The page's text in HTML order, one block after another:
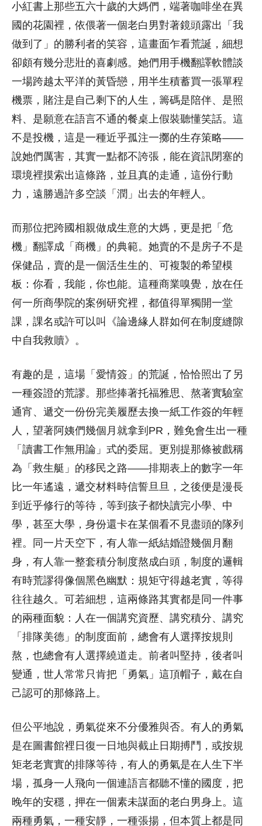
小紅書上那些五六十歲的大媽們，端著咖啡坐在異
國的花園裡，依偎著一個老白男對著鏡頭露出「我
做到了」的勝利者的笑容，這畫面乍看荒誕，細想
卻頗有幾分悲壯的喜劇感。她們用手機翻譯軟體談
一場跨越太平洋的黃昏戀，用半生積蓄買一張單程
機票，賭注是自己剩下的人生，籌碼是陪伴、是照
料、是願意在語言不通的餐桌上假裝聽懂笑話。這
不是投機，這是一種近乎孤注一擲的生存策略——
說她們厲害，其實一點都不誇張，能在資訊閉塞的
環境裡摸索出這條路，並且真的走通，這份行動
力，遠勝過許多空談「潤」出去的年輕人。
而那位把跨國相親做成生意的大媽，更是把「危
機」翻譯成「商機」的典範。她賣的不是房子不是
保健品，賣的是一個活生生的、可複製的希望模
板：你看，我能，你也能。這種商業嗅覺，放在任
何一所商學院的案例研究裡，都值得單獨開一堂
課，課名或許可以叫《論邊緣人群如何在制度縫隙
中自我救贖》。
有趣的是，這場「愛情簽」的荒誕，恰恰照出了另
一種簽證的荒謬。那些捧著托福雅思、熬著實驗室
通宵、遞交一份份完美履歷去換一紙工作簽的年輕
人，望著阿姨們幾個月就拿到PR，難免會生出一種
「讀書工作無用論」式的委屈。更別提那條被戲稱
為「救生艇」的移民之路——排期表上的數字一年
比一年遙遠，遞交材料時信誓旦旦，之後便是漫長
到近乎修行的等待，等到孩子都快讀完小學、中
學，甚至大學，身份還卡在某個看不見盡頭的隊列
裡。同一片天空下，有人靠一紙結婚證幾個月翻
身，有人靠一整套積分制度熬成白頭，制度的邏輯
有時荒謬得像個黑色幽默：規矩守得越老實，等得
往往越久。可若細想，這兩條路其實都是同一件事
的兩種面貌：人在一個講究資歷、講究積分、講究
「排隊美德」的制度面前，總會有人選擇按規則
熬，也總會有人選擇繞道走。前者叫堅持，後者叫
變通，世人常常只肯把「勇氣」這頂帽子，戴在自
己認可的那條路上。
但公平地說，勇氣從來不分優雅與否。有人的勇氣
是在圖書館裡日復一日地與截止日期搏鬥，或按規
矩老老實實的排隊等待，有人的勇氣是在人生下半
場，孤身一人飛向一個連語言都聽不懂的國度，把
晚年的安穩，押在一個素未謀面的老白男身上。這
兩種勇氣，一種安靜，一種張揚，但本質上都是同